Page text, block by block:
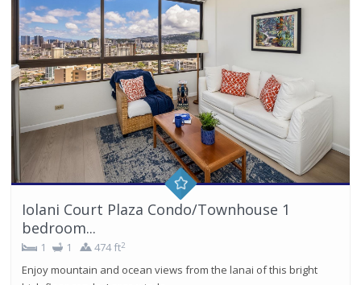
Iolani Court Plaza Condo/Townhouse 1
bedroom...
1 1 474 ft2
Enjoy mountain and ocean views from the lanai of this bright